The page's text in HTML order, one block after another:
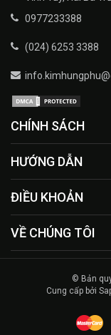
0977233388
(024) 6253 3388
CHÍNH SÁCH
HƯỚNG DẪN
ĐIỀU KHOẢN
VỀ CHÚNG TÔI
© Bản
Cung cấp bởi